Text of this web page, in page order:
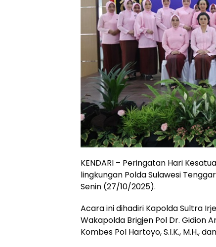
KENDARI – Peringatan Hari
lingkungan Polda Sulawesi
Senin (27/10/2025).
Acara ini dihadiri Kapolda Sultra
Wakapolda Brigjen Pol Dr. Gidion
Kombes Pol Hartoyo, S.I.K., M.H.,